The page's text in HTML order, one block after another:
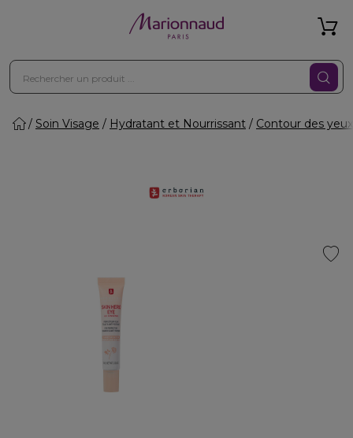
Soin Visage Hydratant et Nourrissant Contour des yeux